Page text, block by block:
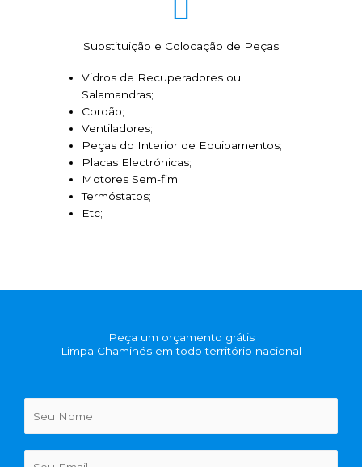
Substituição e Colocação de Peças
Vidros de Recuperadores ou
Salamandras;
Cordão;
Ventiladores;
Peças do Interior de Equipamentos;
Placas Electrónicas;
Motores Sem-fim;
Termóstatos;
Etc;
Peça um orçamento grátis
Limpa Chaminés em todo território nacional